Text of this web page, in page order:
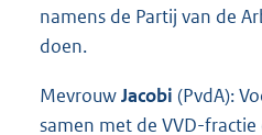
namens de Partij van de
doen.
MevrouwJacobi (PvdA):
samen met de VVD-